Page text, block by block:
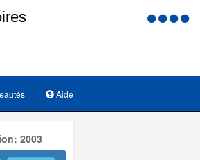
Menu
Aide
2003